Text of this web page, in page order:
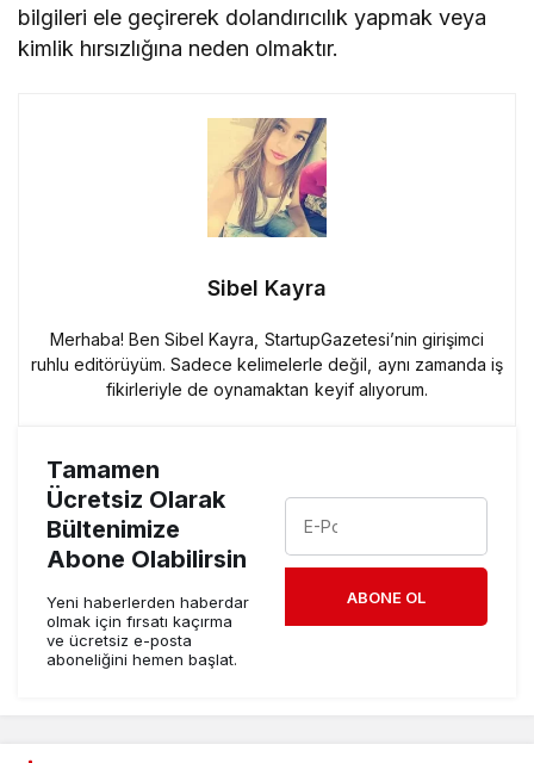
bilgileri ele geçirerek dolandırıcılık yapmak veya
kimlik hırsızlığına neden olmaktır.
Sibel Kayra
Merhaba! Ben Sibel Kayra, StartupGazetesi’nin girişimci
ruhlu editörüyüm. Sadece kelimelerle değil, aynı zamanda iş
fikirleriyle de oynamaktan keyif alıyorum.
Tamamen
Ücretsiz Olarak
Bültenimize
Abone Olabilirsin
Yeni haberlerden haberdar
olmak için fırsatı kaçırma
ve ücretsiz e-posta
aboneliğini hemen başlat.
ABONE OL